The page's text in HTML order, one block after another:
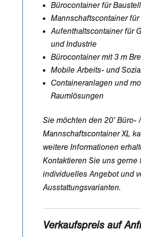
Bürocontainer für
Mannschaftscontainer für
Aufenthaltscontainer für
und Industrie
Bürocontainer mit 3 m
Mobile Arbeits- und
Containeranlagen und
Raumlösungen
Sie möchten den 20’ Büro- /
Mannschaftscontainer XL
weitere Informationen
Kontaktieren Sie uns gerne
individuelles Angebot und
Ausstattungsvarianten.
Verkaufspreis auf